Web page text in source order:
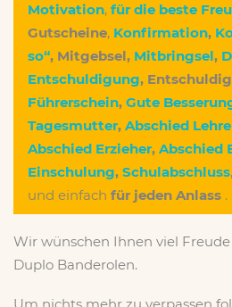
Motivation, für die beste
Gutscheine, Konfirmation,
so“, Mitgebsel, Mitbringsel,
Entschuldigung,
Führerschein, Gute
Tagesmutter, Abschied
Abschied Erzieher, Abschied
Einschulung, Schulabschluss,
und einfach für jeden Anlass
Wir wünschen Ihnen viel
Duplo Banderolen.